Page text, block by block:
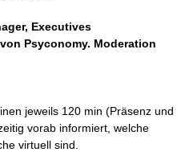
Executives
Psyconomy. Moderation
vorab informiert, welche
virtuell sind.